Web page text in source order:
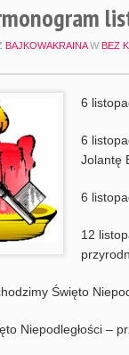
BAJKOWAKRAINA W BEZ
6
6
Jolantę
6
12
Święto
Niepodległości –